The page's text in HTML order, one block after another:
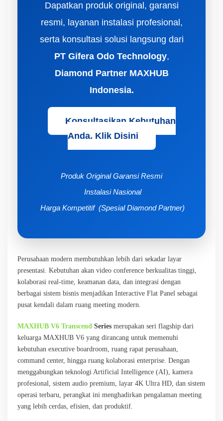
Dapatkan produk original, garansi
resmi, layanan instalasi profesional,
serta konsultasi solusi langsung dari
PT Gifera Odo Technology,
Diamond Partner MAXHUB
Indonesia.
Konsultasikan Kebutuhan
Anda. Klik Disini
Produk OriginalGaransi Resmi
Instalasi Nasional
Harga Kompetitif (Spesial Diamond Partner)
Perusahaan modern membutuhkan lebih dari sekadar layar
presentasi. Kebutuhan akan video conference berkualitas tinggi,
kolaborasi real-time, keamanan data, dan integrasi dengan
berbagai sistem bisnis menjadikan Interactive Flat Panel sebagai
pusat kendali dalam ruang meeting modern.
MAXHUB V6 Transcend Series merupakan seri flagship dari
keluarga MAXHUB V6 yang dirancang untuk memenuhi
kebutuhan executive boardroom, ruang rapat perusahaan,
command center, hingga ruang kolaborasi enterprise. Dengan
menggabungkan teknologi Artificial Intelligence (AI), kamera
profesional, sistem audio premium, layar 4K Ultra HD, dan sistem
operasi terbaru, perangkat ini menghadirkan pengalaman meeting
yang lebih cerdas, efisien, dan produktif.